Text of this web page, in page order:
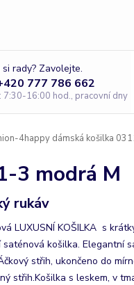
rady? Zavolejte.
777 786 662
7:30-16:00 hod., pracovní dny
4happy dámská košilka
3 modrá M
rukáv
LUXUSNÍ KOŠILKA s
saténová košilka. Elegantní
střih, ukončeno do
střih.Košilka s leskem, v